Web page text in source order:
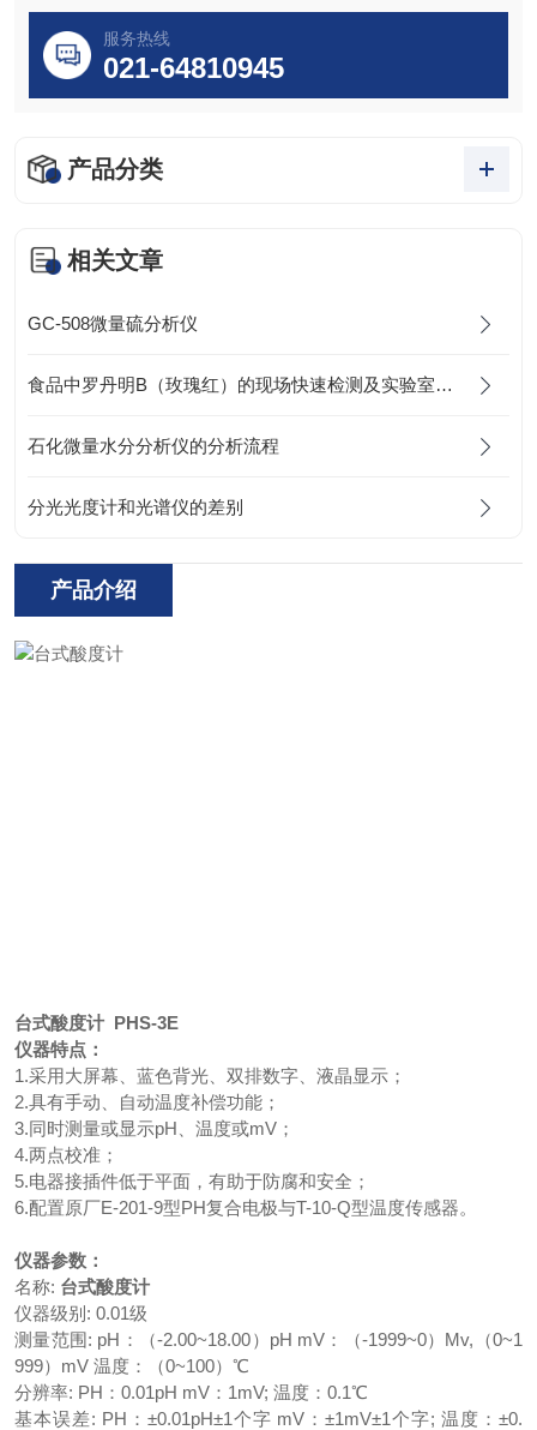
服务热线
021-64810945
产品分类
相关文章
GC-508微量硫分析仪
食品中罗丹明B（玫瑰红）的现场快速检测及实验室检测方法
石化微量水分分析仪的分析流程
分光光度计和光谱仪的差别
产品介绍
台式酸度计 PHS-3E
仪器特点：
1.采用大屏幕、蓝色背光、双排数字、液晶显示；
2.具有手动、自动温度补偿功能；
3.同时测量或显示pH、温度或mV；
4.两点校准；
5.电器接插件低于平面，有助于防腐和安全；
6.配置原厂E-201-9型PH复合电极与T-10-Q型温度传感器。
仪器参数：
名称: 台式酸度计
仪器级别: 0.01级
测量范围: pH：（-2.00~18.00）pH mV：（-1999~0）Mv,（0~1
999）mV 温度：（0~100）℃
分辨率: PH：0.01pH mV：1mV; 温度：0.1℃
基本误差: PH：±0.01pH±1个字 mV：±1mV±1个字; 温度：±0.